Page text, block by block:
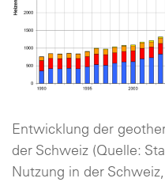
Entwicklung der
der Schweiz (Quelle:
Nutzung in der